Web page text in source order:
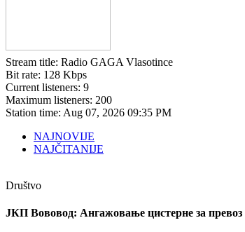
Stream title: Radio GAGA Vlasotince
Bit rate: 128 Kbps
Current listeners: 9
Maximum listeners: 200
Station time: Aug 07, 2026 09:35 PM
NAJNOVIJE
NAJČITANIJE
Društvo
ЈКП Вововод: Ангажовање цистерне за превоз